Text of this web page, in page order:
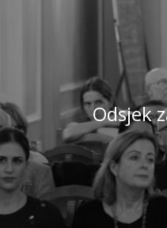
Odsjek